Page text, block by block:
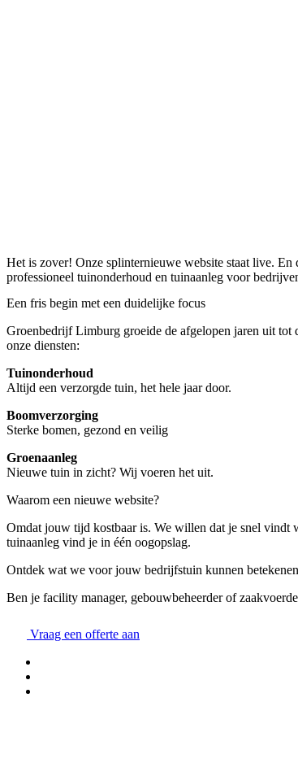
Het is zover! Onze splinternieuwe website staat live.
professioneel tuinonderhoud en tuinaanleg voor
Een fris begin met een duidelijke focus
Groenbedrijf Limburg groeide de afgelopen jaren uit tot
onze diensten:
Tuinonderhoud
Altijd een verzorgde tuin, het hele jaar door.
Boomverzorging
Sterke bomen, gezond en veilig
Groenaanleg
Nieuwe tuin in zicht? Wij voeren het uit.
Waarom een nieuwe website?
Omdat jouw tijd kostbaar is. We willen dat je snel vindt
tuinaanleg vind je in één oogopslag.
Ontdek wat we voor jouw bedrijfstuin kunnen betekenen
Ben je facility manager, gebouwbeheerder of
Vraag een offerte aan